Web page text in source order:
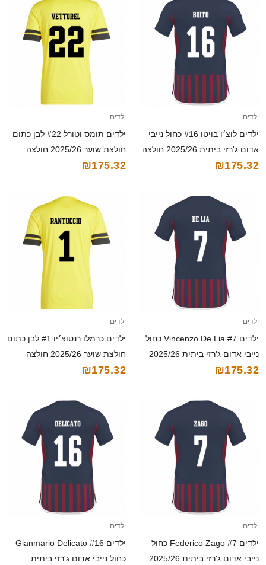
ילדים
ילדים לוצ׳ו בויטו #16 כחול נייבי
אדום ג'רזי ביתית 2025/26 חולצה
קצרה
₪175.32
ילדים
ילדים תומס וטורל #22 לבן כתום
חולצת שוער 2025/26 חולצה
קצרה
₪175.32
ילדים
ילדים Vincenzo De Lia #7 כחול
נייבי אדום ג'רזי ביתית 2025/26
חולצה קצרה
₪175.32
ילדים
ילדים כרמלו רנטוצ׳יו #1 לבן כתום
חולצת שוער 2025/26 חולצה
קצרה
₪175.32
ילדים
ילדים Federico Zago #7 כחול
נייבי אדום ג'רזי ביתית 2025/26
ילדים
ילדים Gianmario Delicato #16
כחול נייבי אדום ג'רזי ביתית